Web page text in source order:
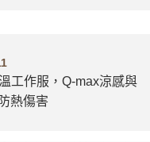
工作服，Q-max涼感與
熱傷害